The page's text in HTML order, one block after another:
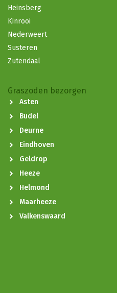
Heinsberg
Kinrooi
Nederweert
Susteren
Zutendaal
Graszoden bezorgen
Asten
Budel
Deurne
Eindhoven
Geldrop
Heeze
Helmond
Maarheeze
Valkenswaard